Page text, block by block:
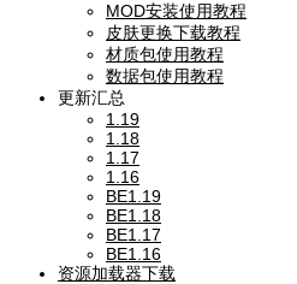
MOD安装使用教程
皮肤更换下载教程
材质包使用教程
数据包使用教程
更新汇总
1.19
1.18
1.17
1.16
BE1.19
BE1.18
BE1.17
BE1.16
资源加载器下载